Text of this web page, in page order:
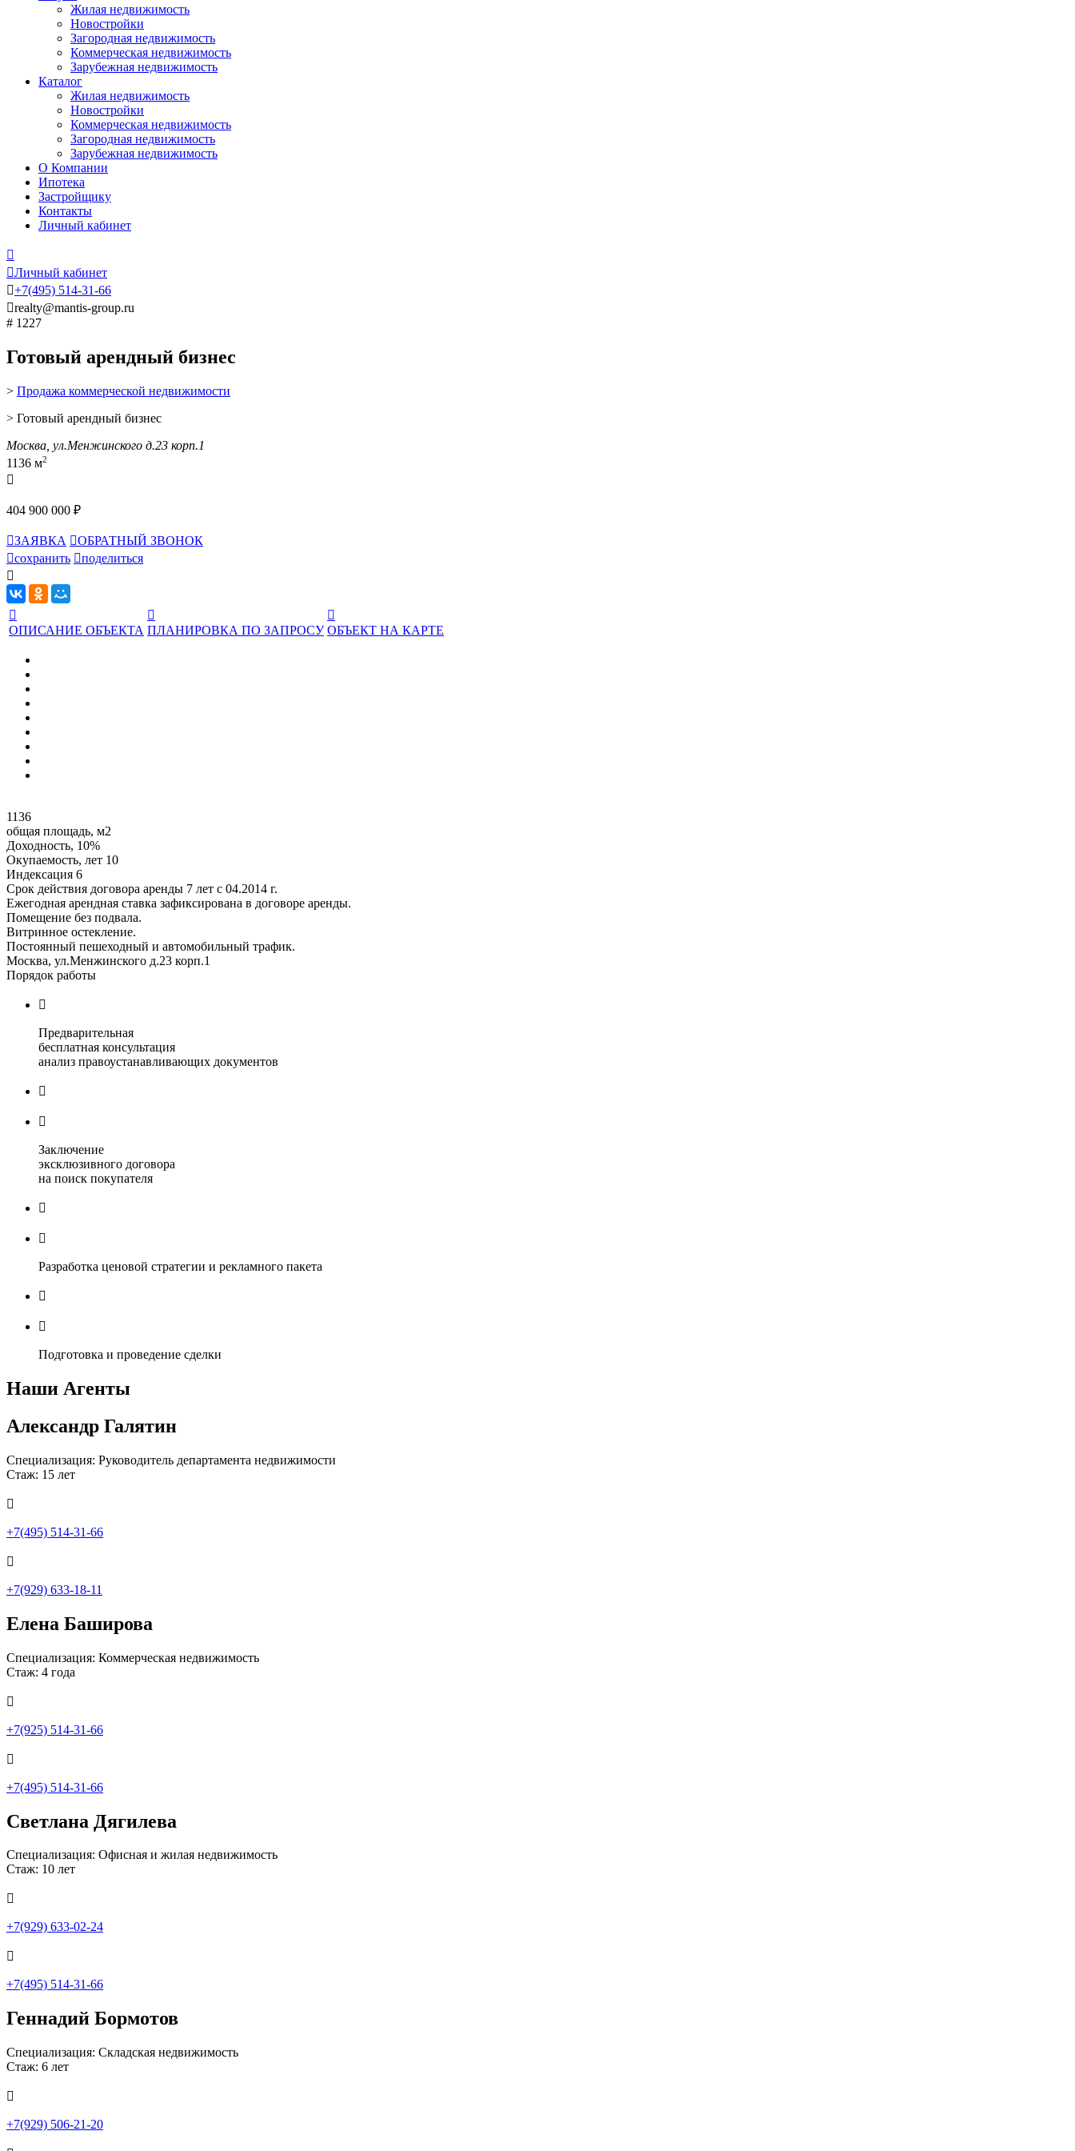
Жилая недвижимость
Новостройки
Загородная недвижимость
Коммерческая недвижимость
Зарубежная недвижимость
Каталог
Жилая недвижимость
Новостройки
Коммерческая недвижимость
Загородная недвижимость
Зарубежная недвижимость
О Компании
Ипотека
Застройщику
Контакты
Личный кабинет

Личный кабинет
+7(495) 514-31-66
realty@mantis-group.ru
# 1227
Готовый арендный бизнес
> Продажа коммерческой недвижимости
> Готовый арендный бизнес
Москва, ул.Менжинского д.23 корп.1
1136 м2

404 900 000 ₽
ЗАЯВКА ОБРАТНЫЙ ЗВОНОК
сохранить поделиться


ОПИСАНИЕ ОБЪЕКТА

ПЛАНИРОВКА ПО ЗАПРОСУ

ОБЪЕКТ НА КАРТЕ
1136
общая площадь, м2
Доходность, 10%
Окупаемость, лет 10
Индексация 6
Срок действия договора аренды 7 лет с 04.2014 г.
Ежегодная арендная ставка зафиксирована в договоре аренды.
Помещение без подвала.
Витринное остекление.
Постоянный пешеходный и автомобильный трафик.
Москва, ул.Менжинского д.23 корп.1
Порядок работы

Предварительная
бесплатная консультация
анализ правоустанавливающих документов


Заключение
эксклюзивного договора
на поиск покупателя


Разработка ценовой стратегии и рекламного пакета


Подготовка и проведение сделки
Наши Агенты
Александр Галятин
Специализация: Руководитель департамента недвижимости
Стаж: 15 лет

+7(495) 514-31-66

+7(929) 633-18-11
Елена Баширова
Специализация: Коммерческая недвижимость
Стаж: 4 года

+7(925) 514-31-66

+7(495) 514-31-66
Светлана Дягилева
Специализация: Офисная и жилая недвижимость
Стаж: 10 лет

+7(929) 633-02-24

+7(495) 514-31-66
Геннадий Бормотов
Специализация: Складская недвижимость
Стаж: 6 лет

+7(929) 506-21-20